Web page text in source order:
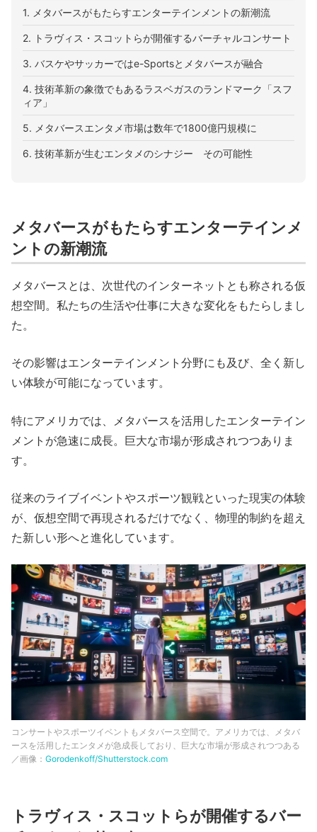
1. メタバースがもたらすエンターテインメントの新潮流
2. トラヴィス・スコットらが開催するバーチャルコンサート
3. バスケやサッカーではe-Sportsとメタバースが融合
4. 技術革新の象徴でもあるラスベガスのランドマーク「スフ
ィア」
5. メタバースエンタメ市場は数年で1800億円規模に
6. 技術革新が生むエンタメのシナジー その可能性
メタバースがもたらすエンターテインメ
ントの新潮流
メタバースとは、次世代のインターネットとも称される仮
想空間。私たちの生活や仕事に大きな変化をもたらしまし
た。
その影響はエンターテインメント分野にも及び、全く新し
い体験が可能になっています。
特にアメリカでは、メタバースを活用したエンターテイン
メントが急速に成長。巨大な市場が形成されつつありま
す。
従来のライブイベントやスポーツ観戦といった現実の体験
が、仮想空間で再現されるだけでなく、物理的制約を超え
た新しい形へと進化しています。
コンサートやスポーツイベントもメタバース空間で。アメリカでは、メタバ
ースを活用したエンタメが急成長しており、巨大な市場が形成されつつある
／画像： Gorodenkoff/Shutterstock.com
トラヴィス・スコットらが開催するバー